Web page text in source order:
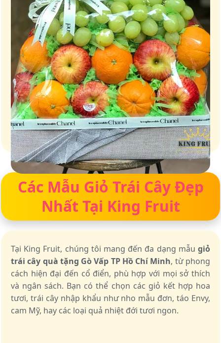
Giỏ quà – Tinh hoa từ trái cây tươi ngon
Các Mẫu Giỏ Trái Cây Đẹp
Nhất Tại King Fruit
Tại King Fruit, chúng tôi mang đến đa dạng mẫu giỏ
trái cây quà tặng Gò Vấp TP Hồ Chí Minh, từ phong
cách hiện đại đến cổ điển, phù hợp với mọi sở thích
và ngân sách. Bạn có thể chọn các giỏ kết hợp hoa
tươi, trái cây nhập khẩu như nho mẫu đơn, táo Envy,
cam Mỹ, hay các loại quả nhiệt đới tươi ngon.